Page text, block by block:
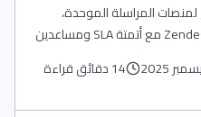
المراسلة الموحدة،
وقارن بين OnSync وIntercom وZendesk مع أتمتة SLA ومساعدين
14 دقائق قراءة